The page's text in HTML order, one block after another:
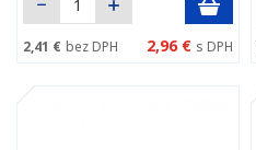
2,41 € bez DPH 2,96 € s DPH